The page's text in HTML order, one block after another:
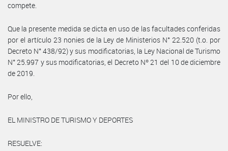
compete.
Que la presente medida se dicta en uso de las facultades conferidas
por el artículo 23 nonies de la Ley de Ministerios N° 22.520 (t.o. por
Decreto N° 438/92) y sus modificatorias, la Ley Nacional de Turismo
N° 25.997 y sus modificatorias, el Decreto Nº 21 del 10 de diciembre
de 2019.
Por ello,
EL MINISTRO DE TURISMO Y DEPORTES
RESUELVE: